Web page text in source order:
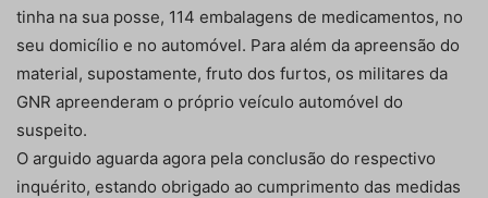
tinha na sua posse, 114 embalagens de medicamentos, no
seu domicílio e no automóvel. Para além da apreensão do
material, supostamente, fruto dos furtos, os militares da
GNR apreenderam o próprio veículo automóvel do
suspeito.
O arguido aguarda agora pela conclusão do respectivo
inquérito, estando obrigado ao cumprimento das medidas